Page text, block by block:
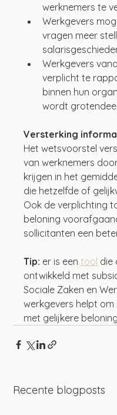
werknemers te
Werkgevers
vragen meer
Werkgevers
verplicht te
binnen hun
wordt
Versterking
Het wetsvoorstel
van werknemers
krijgen in het
die hetzelfde of
Ook de verplichting
beloning
sollicitanten een
Tip: er is een tool die
ontwikkeld met
Sociale Zaken en
werkgevers helpt
met gelijkere
Recente blogposts